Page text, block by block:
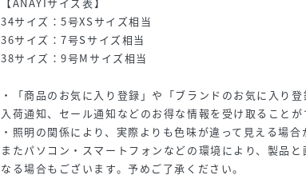
34サイズ：5号XSサイズ相当
36サイズ：7号Sサイズ相当
38サイズ：9号Mサイズ相当
・「商品のお気に入り登録」や「ブランドのお気に入り
入荷通知、セール通知などのお得な情報を受け取ることが
・照明の関係により、実際よりも色味が違って見える場合
またパソコン・スマートフォンなどの環境により、製品
なる場合もございます。予めご了承ください。